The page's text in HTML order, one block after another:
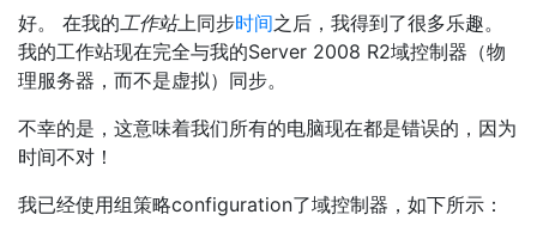
好。 在我的工作站上同步时间之后，我得到了很多乐趣。
我的工作站现在完全与我的Server 2008 R2域控制器（物
理服务器，而不是虚拟）同步。
不幸的是，这意味着我们所有的电脑现在都是错误的，因为
时间不对！
我已经使用组策略configuration了域控制器，如下所示：